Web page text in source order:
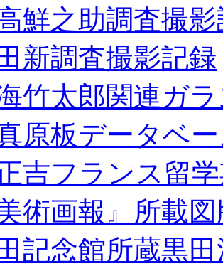
鮮之助調査撮
新調査撮影記録
竹太郎関連ガ
原板データベ
吉フランス留
美術画報』所載
記念館所蔵黒